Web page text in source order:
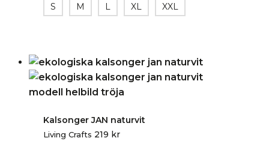
S M L XL XXL
Kalsonger JAN naturvit
Living Crafts 219 kr